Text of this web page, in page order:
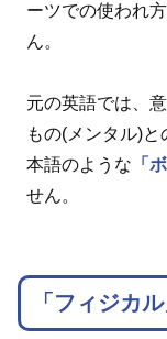
ーツでの使われ
ん。
元の英語では、
もの(メンタル)
本語のような 「
せん。
「フィジカ